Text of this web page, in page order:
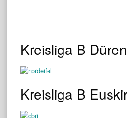
Kreisliga B
Kreisliga B